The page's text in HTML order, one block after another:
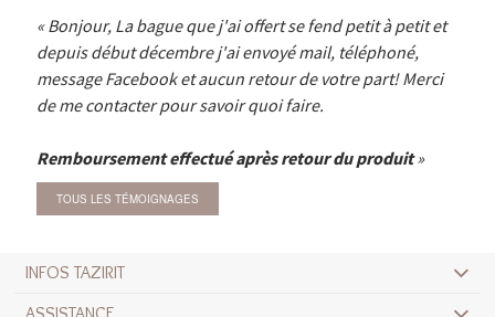
Bonjour, La bague que j'ai offert se fend petit à petit et
depuis début décembre j'ai envoyé mail, téléphoné,
message Facebook et aucun retour de votre part! Merci
de me contacter pour savoir quoi faire.
Remboursement effectué après retour du produit
TOUS LES TÉMOIGNAGES
INFOS TAZIRIT